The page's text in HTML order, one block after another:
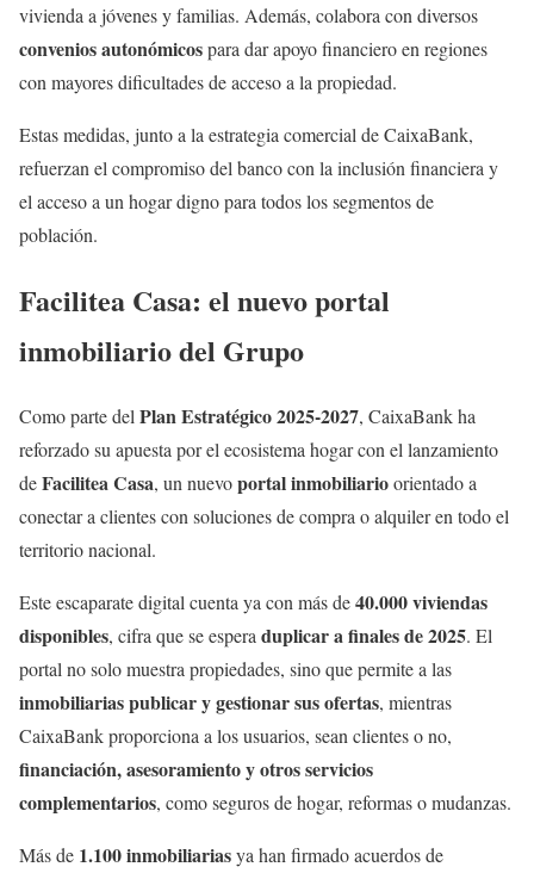
vivienda a jóvenes y familias. Además, colabora con diversos
convenios autonómicospara dar apoyo financiero en regiones
con mayores dificultades de acceso a la propiedad.
Estas medidas, junto a la estrategia comercial de CaixaBank,
refuerzan el compromiso del banco con la inclusión financiera y
el acceso a un hogar digno para todos los segmentos de
población.
Facilitea Casa: el nuevo portal
inmobiliario del Grupo
Como parte del Plan Estratégico 2025-2027, CaixaBank ha
reforzado su apuesta por el ecosistema hogar con el lanzamiento
deFacilitea Casa, un nuevoportal inmobiliarioorientado a
conectar a clientes con soluciones de compra o alquiler en todo el
territorio nacional.
Este escaparate digital cuenta ya con más de40.000 viviendas
disponibles, cifra que se espera duplicar a finales de 2025. El
portal no solo muestra propiedades, sino que permite a las
inmobiliarias publicar y gestionar sus ofertas, mientras
CaixaBank proporciona a los usuarios, sean clientes o no,
financiación, asesoramiento y otros servicios
complementarios, como seguros de hogar, reformas o mudanzas.
Más de 1.100 inmobiliariasya han firmado acuerdos de